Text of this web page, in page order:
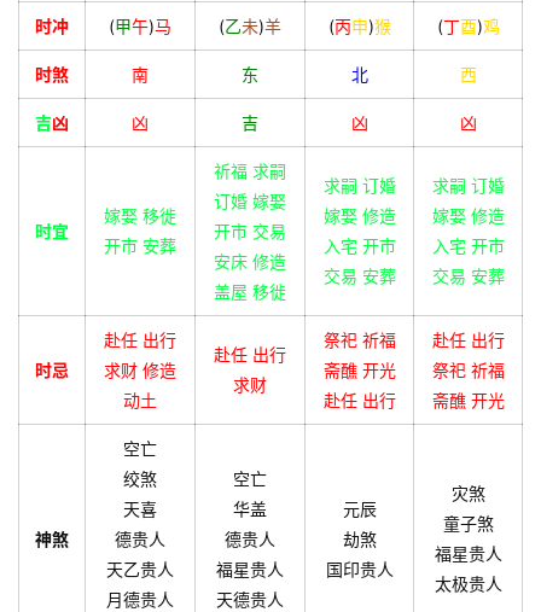
时冲 (甲午)马 (乙未)羊 (丙申)猴 (丁酉)鸡
时煞 南 东 北 西
吉凶 凶 吉 凶 凶
时宜
嫁娶 移徙
开市 安葬
祈福 求嗣
订婚 嫁娶
开市 交易
安床 修造
盖屋 移徙
求嗣 订婚
嫁娶 修造
入宅 开市
交易 安葬
求嗣 订婚
嫁娶 修造
入宅 开市
交易 安葬
时忌
赴任 出行
求财 修造
动土
赴任 出行
求财
祭祀 祈福
斋醮 开光
赴任 出行
赴任 出行
祭祀 祈福
斋醮 开光
神煞
空亡
绞煞
天喜
德贵人
天乙贵人
月德贵人
空亡
华盖
德贵人
福星贵人
天德贵人
元辰
劫煞
国印贵人
灾煞
童子煞
福星贵人
太极贵人